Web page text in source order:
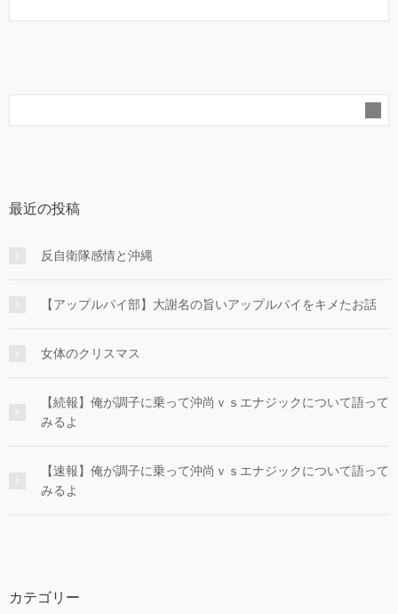
最近の投稿
反自衛隊感情と沖縄
【アップルパイ部】大謝名の旨いアップルパイをキメたお話
女体のクリスマス
【続報】俺が調子に乗って沖尚ｖｓエナジックについて語って
みるよ
【速報】俺が調子に乗って沖尚ｖｓエナジックについて語って
みるよ
カテゴリー